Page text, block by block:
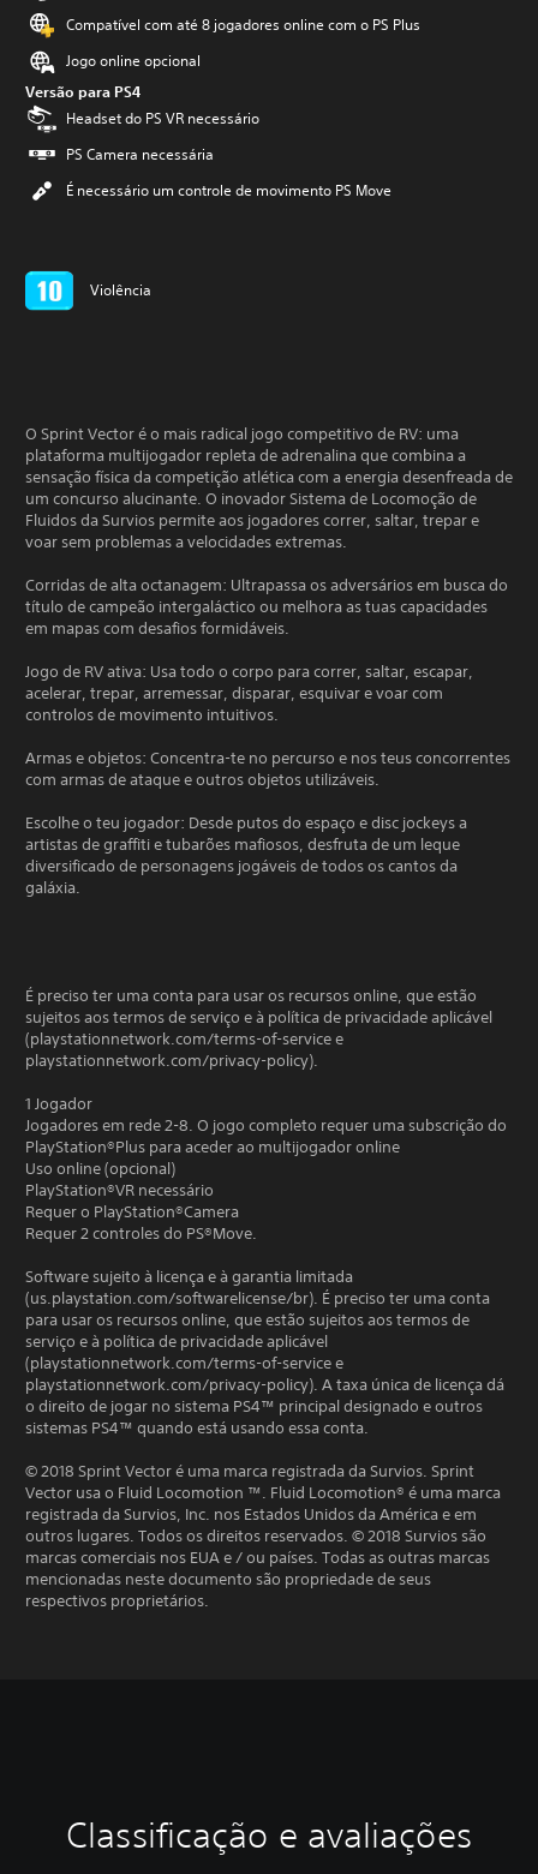
Compatível com até 8 jogadores online com o PS Plus
Jogo online opcional
Versão para PS4
Headset do PS VR necessário
PS Camera necessária
É necessário um controle de movimento PS Move
Violência
O Sprint Vector é o mais radical jogo competitivo de RV: uma
plataforma multijogador repleta de adrenalina que combina a
sensação física da competição atlética com a energia desenfreada de
um concurso alucinante. O inovador Sistema de Locomoção de
Fluidos da Survios permite aos jogadores correr, saltar, trepar e
voar sem problemas a velocidades extremas.
Corridas de alta octanagem: Ultrapassa os adversários em busca do
título de campeão intergaláctico ou melhora as tuas capacidades
em mapas com desafios formidáveis.
Jogo de RV ativa: Usa todo o corpo para correr, saltar, escapar,
acelerar, trepar, arremessar, disparar, esquivar e voar com
controlos de movimento intuitivos.
Armas e objetos: Concentra-te no percurso e nos teus concorrentes
com armas de ataque e outros objetos utilizáveis.
Escolhe o teu jogador: Desde putos do espaço e disc jockeys a
artistas de graffiti e tubarões mafiosos, desfruta de um leque
diversificado de personagens jogáveis de todos os cantos da
galáxia.
É preciso ter uma conta para usar os recursos online, que estão
sujeitos aos termos de serviço e à política de privacidade aplicável
(playstationnetwork.com/terms-of-service e
playstationnetwork.com/privacy-policy).
1 Jogador
Jogadores em rede 2-8. O jogo completo requer uma subscrição do
PlayStation®Plus para aceder ao multijogador online
Uso online (opcional)
PlayStation®VR necessário
Requer o PlayStation®Camera
Requer 2 controles do PS®Move.
Software sujeito à licença e à garantia limitada
(us.playstation.com/softwarelicense/br). É preciso ter uma conta
para usar os recursos online, que estão sujeitos aos termos de
serviço e à política de privacidade aplicável
(playstationnetwork.com/terms-of-service e
playstationnetwork.com/privacy-policy). A taxa única de licença dá
o direito de jogar no sistema PS4™ principal designado e outros
sistemas PS4™ quando está usando essa conta.
© 2018 Sprint Vector é uma marca registrada da Survios. Sprint
Vector usa o Fluid Locomotion ™. Fluid Locomotion® é uma marca
registrada da Survios, Inc. nos Estados Unidos da América e em
outros lugares. Todos os direitos reservados. © 2018 Survios são
marcas comerciais nos EUA e / ou países. Todas as outras marcas
mencionadas neste documento são propriedade de seus
respectivos proprietários.
Classificação e avaliações